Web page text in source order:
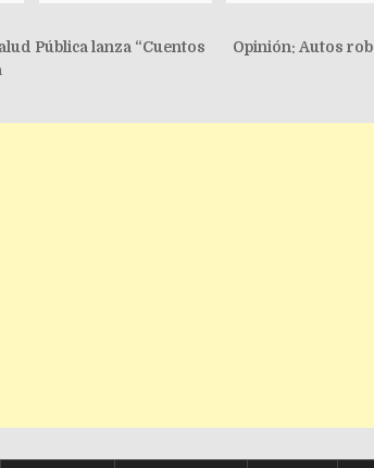
Opinión: Autos
Pública lanza “Cuentos